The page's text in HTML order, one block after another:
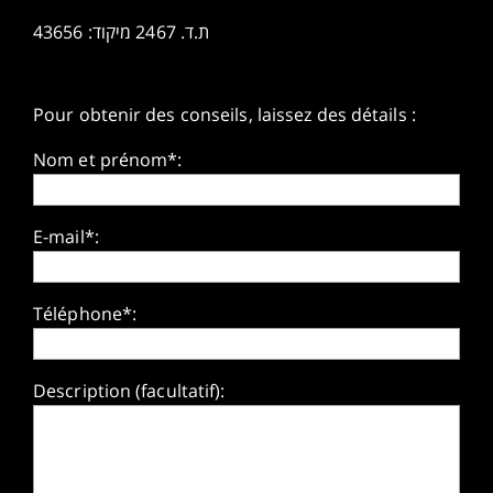
ת.ד. 2467 מיקוד: 43656
Pour obtenir des conseils, laissez des détails :
Nom et prénom*:
E-mail*:
Téléphone*:
Description (facultatif):